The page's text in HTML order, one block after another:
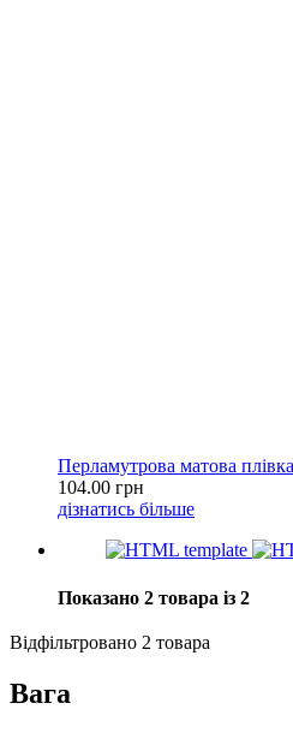
Перламутрова матова
104.00 грн
дізнатись більше
Показано 2 товара із 2
Відфільтровано 2 товара
Вага